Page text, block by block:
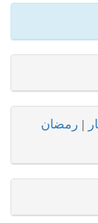
| رمضان